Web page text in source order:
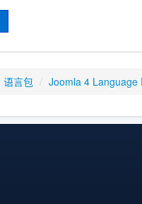
语言包 / Joomla 4 Language